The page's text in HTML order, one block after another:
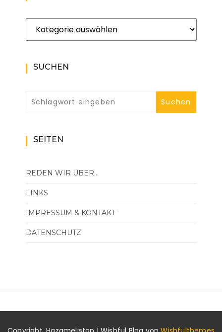
Kategorien
SUCHEN
SEITEN
REDEN WIR ÜBER…
LINKS
IMPRESSUM & KONTAKT
DATENSCHUTZ